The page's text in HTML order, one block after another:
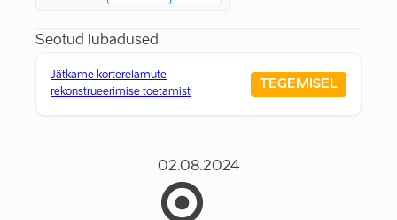
Seotud lubadused
Jätkame korterelamute
rekonstrueerimise toetamist
TEGEMISEL
02.08.2024